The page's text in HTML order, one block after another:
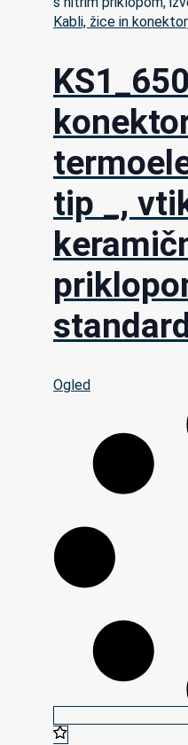
Kabli, žice in
tip _,
Ogled